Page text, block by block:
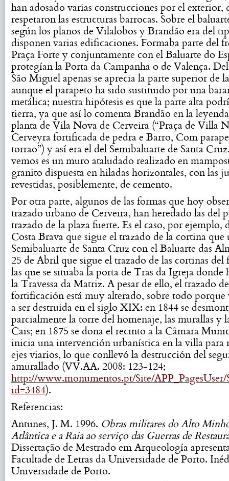
han adosado varias construcciones por el exterior,
respetaron las estructuras barrocas. Sobre el
según los planos de Vilalobos y Brandão era del
disponen varias edificaciones. Formaba parte del
Praça Forte y conjuntamente con el Baluarte do
protegían la Porta da Campanha o de Valença.
São Miguel apenas se aprecia la parte superior de
aunque el parapeto ha sido sustituido por una
metálica; nuestra hipótesis es que la parte alta
tierra, ya que así lo comenta Brandão en la
planta de Vila Nova de Cerveira (“Praça de Villa
Cerveyra fortificada de pedra e Barro, Com
torrao”) y así era el del Semibaluarte de Santa
vemos es un muro ataludado realizado en
granito dispuesta en hiladas horizontales, con las
revestidas, posiblemente, de cemento.
Por otra parte, algunos de las formas que hoy
trazado urbano de Cerveira, han heredado las del
trazado de la plaza fuerte. Es el caso, por ejemplo,
Costa Brava que sigue el trazado de la cortina que
Semibaluarte de Santa Cruz con el Baluarte das
25 de Abril que sigue el trazado de las cortinas del
las que se situaba la porta de Tras da Igreja donde
la Travessa da Matriz. A pesar de ello, el trazado
fortificación está muy alterado, sobre todo porque
a ser destruida en el siglo XIX: en 1844 se
parcialmente la torre del homenaje, las murallas y
Cais; en 1875 se dona el recinto a la Câmara
inicia una intervención urbanística en la villa para
ejes viarios, lo que conllevó la destrucción del
amurallado (VV.AA. 2008: 123-124;
http://www.monumentos.pt/Site/APP_PagesUser/
id=3484).
Referencias:
Antunes, J. M. 1996. Obras militares do Alto
Atlântica e a Raia ao serviço das Guerras de
Dissertação de Mestrado em Arqueología
Facultade de Letras da Universidade de Porto.
Universidade de Porto.